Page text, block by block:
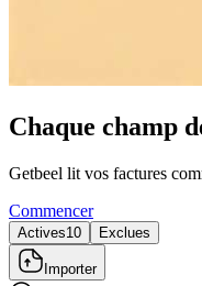
Chaque champ
Getbeel lit vos factures
Commencer
Actives10 Exclues
Importer